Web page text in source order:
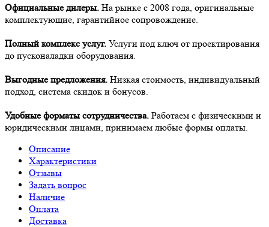
Официальные дилеры. На рынке с 2008 года, оригинальные
комплектующие, гарантийное сопровождение.
Полный комплекс услуг. Услуги под ключ от проектирования
до пусконаладки оборудования.
Выгодные предложения. Низкая стоимость, индивидуальный
подход, система скидок и бонусов.
Удобные форматы сотрудничества. Работаем с физическими и
юридическими лицами, принимаем любые формы оплаты.
Описание
Характеристики
Отзывы
Задать вопрос
Наличие
Оплата
Доставка